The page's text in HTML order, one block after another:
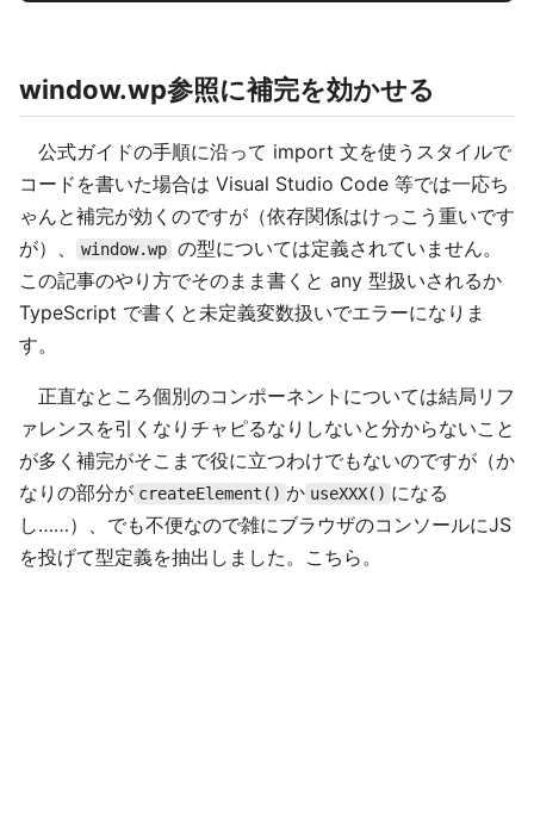
window.wp参照に補完を効かせる
公式ガイドの手順に沿って import 文を使うスタイルで
コードを書いた場合は Visual Studio Code 等では一応ち
ゃんと補完が効くのですが（依存関係はけっこう重いです
が）、
window.wp の型については定義されていません。
この記事のやり方でそのまま書くと any 型扱いされるか
TypeScript で書くと未定義変数扱いでエラーになりま
す。
正直なところ個別のコンポーネントについては結局リフ
ァレンスを引くなりチャピるなりしないと分からないこと
が多く補完がそこまで役に立つわけでもないのですが（か
なりの部分が createElement() か useXXX() になる
し……）、でも不便なので雑にブラウザのコンソールにJS
を投げて型定義を抽出しました。こちら。